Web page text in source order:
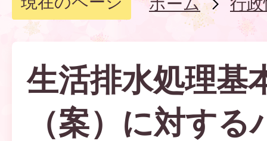
ホーム 行
生活排水処理基
（案）に対する